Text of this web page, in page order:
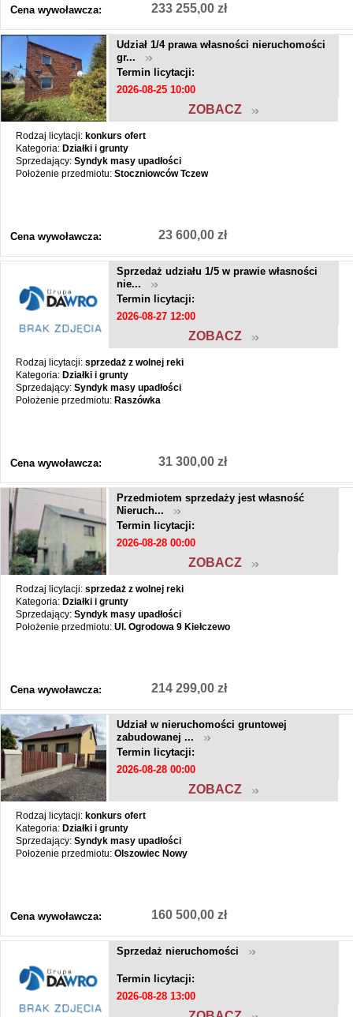
Cena wywoławcza: 233 255,00 zł
Udział 1/4 prawa własności nieruchomości
gr...
Termin licytacji:
2026-08-25 10:00
ZOBACZ
Rodzaj licytacji: konkurs ofert
Kategoria: Działki i grunty
Sprzedający: Syndyk masy upadłości
Położenie przedmiotu: Stoczniowców Tczew
Cena wywoławcza: 23 600,00 zł
Sprzedaż udziału 1/5 w prawie własności
nie...
Termin licytacji:
2026-08-27 12:00
ZOBACZ
Rodzaj licytacji: sprzedaż z wolnej reki
Kategoria: Działki i grunty
Sprzedający: Syndyk masy upadłości
Położenie przedmiotu: Raszówka
Cena wywoławcza: 31 300,00 zł
Przedmiotem sprzedaży jest własność
Nieruch...
Termin licytacji:
2026-08-28 00:00
ZOBACZ
Rodzaj licytacji: sprzedaż z wolnej reki
Kategoria: Działki i grunty
Sprzedający: Syndyk masy upadłości
Położenie przedmiotu: Ul. Ogrodowa 9 Kiełczewo
Cena wywoławcza: 214 299,00 zł
Udział w nieruchomości gruntowej
zabudowanej ...
Termin licytacji:
2026-08-28 00:00
ZOBACZ
Rodzaj licytacji: konkurs ofert
Kategoria: Działki i grunty
Sprzedający: Syndyk masy upadłości
Położenie przedmiotu: Olszowiec Nowy
Cena wywoławcza: 160 500,00 zł
Sprzedaż nieruchomości
Termin licytacji:
2026-08-28 13:00